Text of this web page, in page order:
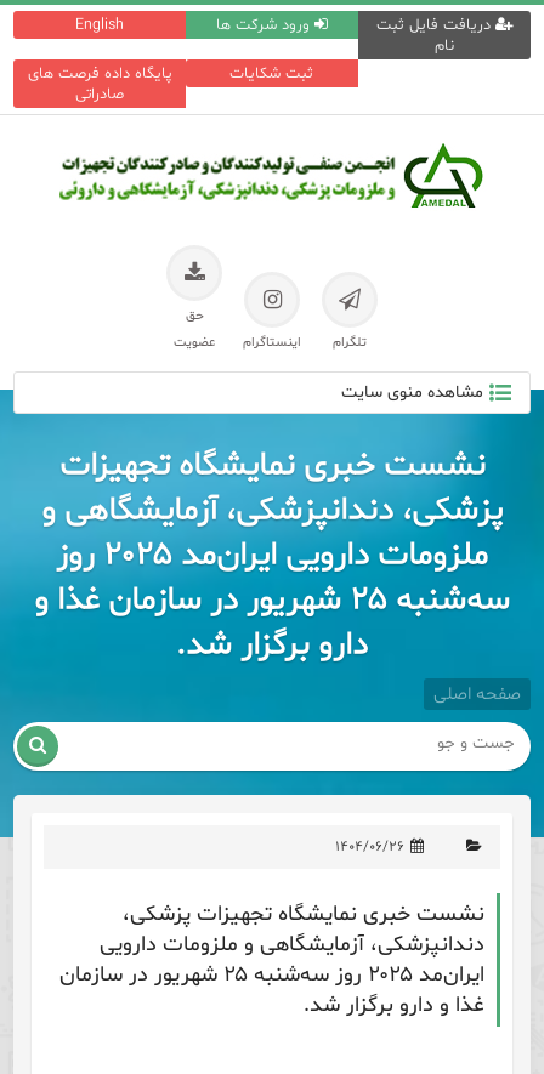
English ورود شرکت ها
دریافت فایل ثبت
نام
پایگاه داده فرصت های
صادراتی
ثبت شکایات
تلگرام اینستاگرام
حق
عضویت
مشاهده منوی سایت
نشست خبری نمایشگاه تجهیزات
پزشکی، دندانپزشکی، آزمایشگاهی و
ملزومات دارویی ایران‌مد ۲۰۲۵ روز
سه‌شنبه ۲۵ شهریور در سازمان غذا و
دارو برگزار شد.
صفحه اصلی

۱۴۰۴/۰۶/۲۶
نشست خبری نمایشگاه تجهیزات پزشکی،
دندانپزشکی، آزمایشگاهی و ملزومات دارویی
ایران‌مد ۲۰۲۵ روز سه‌شنبه ۲۵ شهریور در سازمان
غذا و دارو برگزار شد.